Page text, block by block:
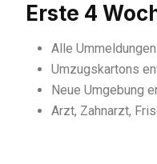
Erste 4
Alle
Umzugskartons
Neue Umgebung
Arzt, Zahnarzt,